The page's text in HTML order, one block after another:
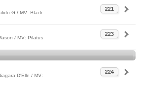
221
G / MV: Black
223
/ MV: Pilatus
224
D'Elle / MV: